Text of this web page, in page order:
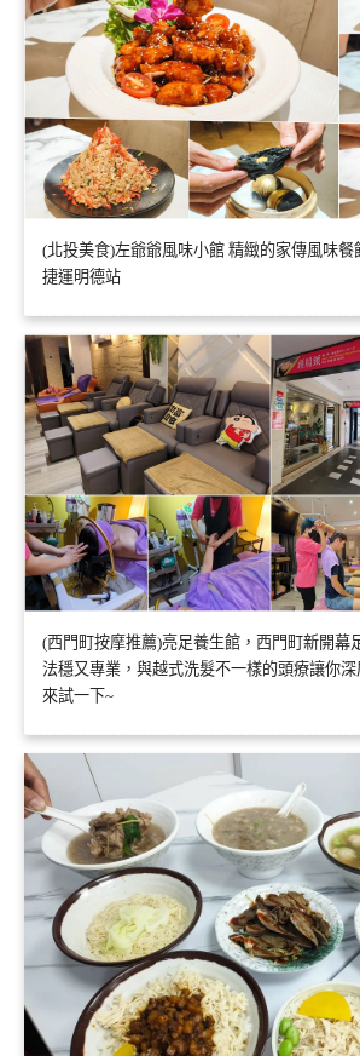
(北投美食)左爺爺風味小館 精緻的家傳風味餐
捷運明德站
(西門町按摩推薦)亮足養生館，西門町新開幕
法穩又專業，與越式洗髮不一樣的頭療讓你
來試一下~